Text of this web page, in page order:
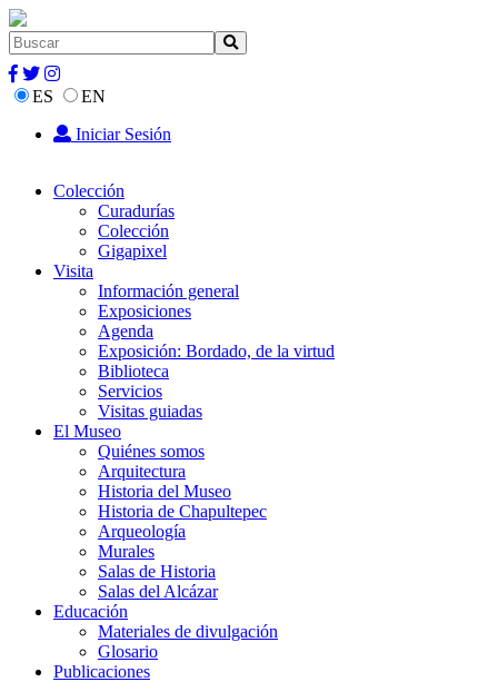
ES
EN
Iniciar Sesión
Colección
Curadurías
Colección
Gigapixel
Visita
Información general
Exposiciones
Agenda
Exposición: Bordado, de la virtud
Biblioteca
Servicios
Visitas guiadas
El Museo
Quiénes somos
Arquitectura
Historia del Museo
Historia de Chapultepec
Arqueología
Murales
Salas de Historia
Salas del Alcázar
Educación
Materiales de divulgación
Glosario
Publicaciones